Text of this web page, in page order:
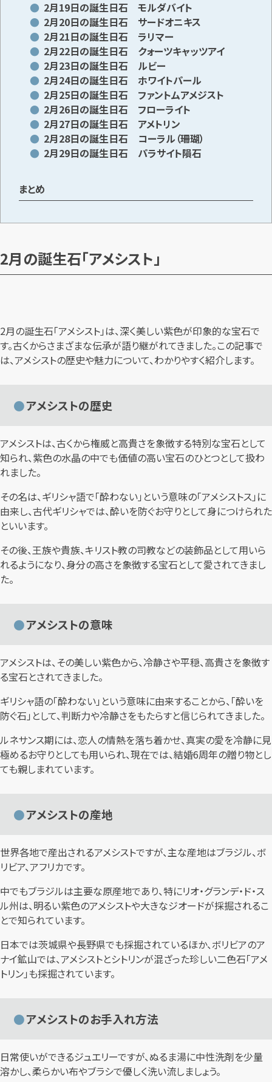
2月19日の誕生日石 モルダバイト
2月20日の誕生日石 サードオニキス
2月21日の誕生日石 ラリマー
2月22日の誕生日石 クォーツキャッツアイ
2月23日の誕生日石 ルビー
2月24日の誕生日石 ホワイトパール
2月25日の誕生日石 ファントムアメジスト
2月26日の誕生日石 フローライト
2月27日の誕生日石 アメトリン
2月28日の誕生日石 コーラル（珊瑚）
2月29日の誕生日石 パラサイト隕石
まとめ
2月の誕生石「アメシスト」
2月の誕生石「アメシスト」は、深く美しい紫色が印象的な宝石で
す。古くからさまざまな伝承が語り継がれてきました。この記事で
は、アメシストの歴史や魅力について、わかりやすく紹介します。
アメシストの歴史
アメシストは、古くから権威と高貴さを象徴する特別な宝石として
知られ、紫色の水晶の中でも価値の高い宝石のひとつとして扱わ
れました。
その名は、ギリシャ語で「酔わない」という意味の「アメシストス」に
由来し、古代ギリシャでは、酔いを防ぐお守りとして身につけられた
といいます。
その後、王族や貴族、キリスト教の司教などの装飾品として用いら
れるようになり、身分の高さを象徴する宝石として愛されてきまし
た。
アメシストの意味
アメシストは、その美しい紫色から、冷静さや平穏、高貴さを象徴す
る宝石とされてきました。
ギリシャ語の「酔わない」という意味に由来することから、「酔いを
防ぐ石」として、判断力や冷静さをもたらすと信じられてきました。
ルネサンス期には、恋人の情熱を落ち着かせ、真実の愛を冷静に見
極めるお守りとしても用いられ、現在では、結婚6周年の贈り物とし
ても親しまれています。
アメシストの産地
世界各地で産出されるアメシストですが、主な産地はブラジル、ボ
リビア、アフリカです。
中でもブラジルは主要な原産地であり、特にリオ・グランデ・ド・ス
ル州は、明るい紫色のアメシストや大きなジオードが採掘されるこ
とで知られています。
日本では茨城県や長野県でも採掘されているほか、ボリビアのア
ナイ鉱山では、アメシストとシトリンが混ざった珍しい二色石「アメ
トリン」も採掘されています。
アメシストのお手入れ方法
日常使いができるジュエリーですが、ぬるま湯に中性洗剤を少量
溶かし、柔らかい布やブラシで優しく洗い流しましょう。